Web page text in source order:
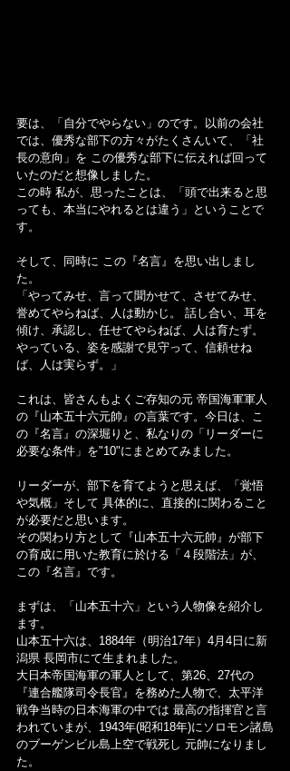
要は、「自分でやらない」のです。以前の会社
では、優秀な部下の方々がたくさんいて、「社
長の意向」を この優秀な部下に伝えれば回って
いたのだと想像しました。
この時 私が、思ったことは、「頭で出来ると思
っても、本当にやれるとは違う」ということで
す。
そして、同時に この『名言』を思い出しまし
た。
「やってみせ、言って聞かせて、させてみせ、
誉めてやらねば、人は動かじ。 話し合い、耳を
傾け、承認し、任せてやらねば、人は育たず。
やっている、姿を感謝で見守って、信頼せね
ば、人は実らず。」
これは、皆さんもよくご存知の元 帝国海軍軍人
の『山本五十六元帥』の言葉です。今日は、こ
の『名言』の深堀りと、私なりの「リーダーに
必要な条件」を"10"にまとめてみました。
リーダーが、部下を育てようと思えば、「覚悟
や気概」そして 具体的に、直接的に関わること
が必要だと思います。
その関わり方として『山本五十六元帥』が部下
の育成に用いた教育に於ける「４段階法」が、
この『名言』です。
まずは、「山本五十六」という人物像を紹介し
ます。
山本五十六は、1884年（明治17年）4月4日に新
潟県 長岡市にて生まれました。
大日本帝国海軍の軍人として、第26、27代の
『連合艦隊司令長官』を務めた人物で、太平洋
戦争当時の日本海軍の中では 最高の指揮官と言
われていまが、1943年(昭和18年)にソロモン諸島
のブーゲンビル島上空で戦死し 元帥になりまし
た。